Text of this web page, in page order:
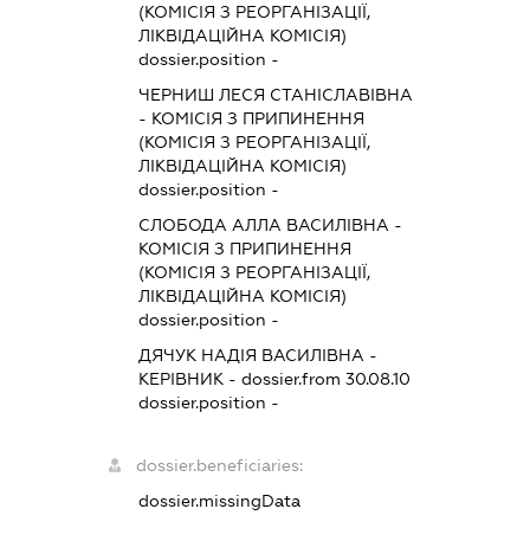
(КОМІСІЯ З РЕОРГАНІЗАЦІЇ,
ЛІКВІДАЦІЙНА КОМІСІЯ)
dossier.position -
ЧЕРНИШ ЛЕСЯ СТАНІСЛАВІВНА
- КОМІСІЯ З ПРИПИНЕННЯ
(КОМІСІЯ З РЕОРГАНІЗАЦІЇ,
ЛІКВІДАЦІЙНА КОМІСІЯ)
dossier.position -
СЛОБОДА АЛЛА ВАСИЛІВНА -
КОМІСІЯ З ПРИПИНЕННЯ
(КОМІСІЯ З РЕОРГАНІЗАЦІЇ,
ЛІКВІДАЦІЙНА КОМІСІЯ)
dossier.position -
ДЯЧУК НАДІЯ ВАСИЛІВНА -
КЕРІВНИК - dossier.from 30.08.10
dossier.position -
dossier.beneficiaries:
dossier.missingData